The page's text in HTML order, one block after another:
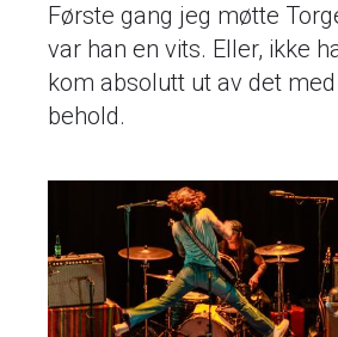
Første gang jeg møtte
var han en vits. Eller, ikke
kom absolutt ut av det
behold.